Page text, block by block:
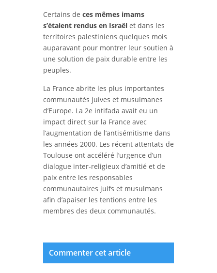
Certains de ces mêmes imams
s’étaient rendus en Israël et dans les
territoires palestiniens quelques mois
auparavant pour montrer leur soutien à
une solution de paix durable entre les
peuples.
La France abrite les plus importantes
communautés juives et musulmanes
d’Europe. La 2e intifada avait eu un
impact direct sur la France avec
l’augmentation de l’antisémitisme dans
les années 2000. Les récent attentats de
Toulouse ont accéléré l’urgence d’un
dialogue inter-religieux d’amitié et de
paix entre les responsables
communautaires juifs et musulmans
afin d’apaiser les tentions entre les
membres des deux communautés.
Commenter cet article